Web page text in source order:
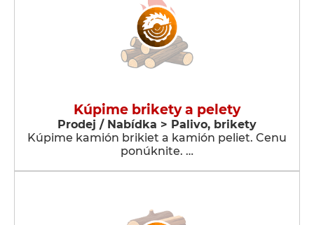
Kúpime brikety a pelety
Prodej / Nabídka > Palivo, brikety
Kúpime kamión brikiet a kamión peliet. Cenu
ponúknite. …